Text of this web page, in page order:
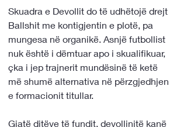
Skuadra e Devollit do të udhëtojë drejt
Ballshit me kontigjentin e plotë, pa
mungesa në organikë. Asnjë futbollist
nuk është i dëmtuar apo i skualifikuar,
çka i jep trajnerit mundësinë të ketë
më shumë alternativa në përzgjedhjen
e formacionit titullar.
Gjatë ditëve të fundit, devollinjtë kanë